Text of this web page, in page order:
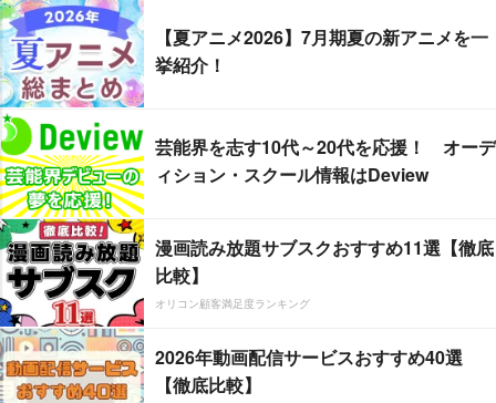
【夏アニメ2026】7月期夏の新アニメを一
挙紹介！
芸能界を志す10代～20代を応援！ オーデ
ィション・スクール情報はDeview
漫画読み放題サブスクおすすめ11選【徹底
比較】
オリコン顧客満足度ランキング
2026年動画配信サービスおすすめ40選
【徹底比較】